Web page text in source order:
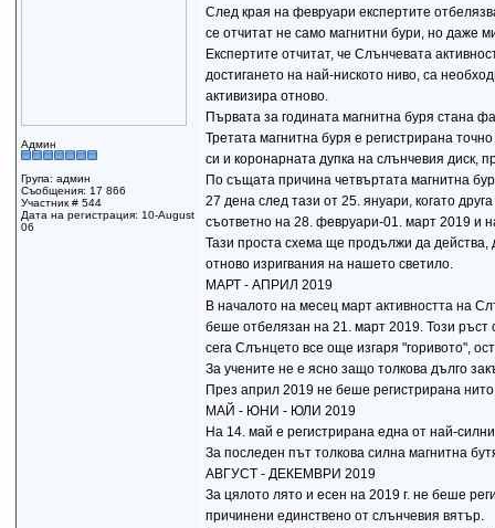
Админ
Група: админ
Съобщения: 17 866
Участник # 544
Дата на регистрация: 10-August
06
След края на февруари експертите
се отчитат не само магнитни бури, но даже
Експертите отчитат, че Слънчевата
достигането на най-ниското ниво, са
активизира отново.
Първата за годината магнитна буря стана
Третата магнитна буря е регистрирана
си и коронарната дупка на слънчевия диск,
По същата причина четвъртата магнитна
27 дена след тази от 25. януари, когато
съответно на 28. февруари-01. март 2019 и
Тази проста схема ще продължи да действа,
отново изригвания на нашето светило.
МАРТ - АПРИЛ 2019
В началото на месец март активността на
беше отбелязан на 21. март 2019. Този
сега Слънцето все още изгаря "горивото",
За учените не е ясно защо толкова дълго
През април 2019 не беше регистрирана
МАЙ - ЮНИ - ЮЛИ 2019
На 14. май е регистрирана една от най-
За последен път толкова силна магнитна
АВГУСТ - ДЕКЕМВРИ 2019
За цялото лято и есен на 2019 г. не беше
причинени единствено от слънчевия вятър.